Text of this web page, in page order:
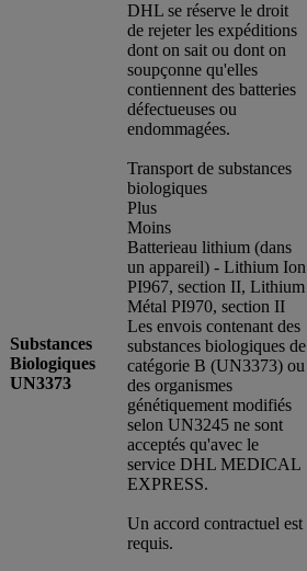
DHL se réserve le droit
de rejeter les expéditions
dont on sait ou dont on
soupçonne qu'elles
contiennent des batteries
défectueuses ou
endommagées.
Substances
Biologiques
UN3373
Transport de substances
biologiques
Plus
Moins
Batterieau lithium (dans
un appareil) - Lithium Ion
PI967, section II, Lithium
Métal PI970, section II
Les envois contenant des
substances biologiques de
catégorie B (UN3373) ou
des organismes
génétiquement modifiés
selon UN3245 ne sont
acceptés qu'avec le
service DHL MEDICAL
EXPRESS.
Un accord contractuel est
requis.